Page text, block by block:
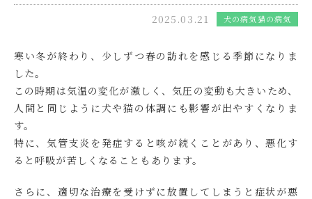
2025.03.21 犬の病気猫の病気
寒い冬が終わり、少しずつ春の訪れを感じる季節になりま
した。
この時期は気温の変化が激しく、気圧の変動も大きいため、
人間と同じように犬や猫の体調にも影響が出やすくなりま
す。
特に、気管支炎を発症すると咳が続くことがあり、悪化す
ると呼吸が苦しくなることもあります。
さらに、適切な治療を受けずに放置してしまうと症状が悪